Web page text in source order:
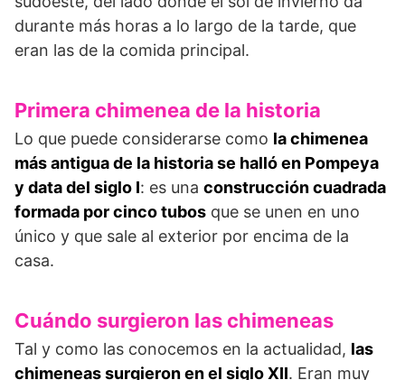
durante más horas a lo largo de la tarde, que
eran las de la comida principal.
Primera chimenea de la historia
Lo que puede considerarse como la chimenea
más antigua de la historia se halló en Pompeya
y data del siglo I: es una construcción cuadrada
formada por cinco tubos que se unen en uno
único y que sale al exterior por encima de la
casa.
Cuándo surgieron las chimeneas
Tal y como las conocemos en la actualidad, las
chimeneas surgieron en el siglo XII. Eran muy